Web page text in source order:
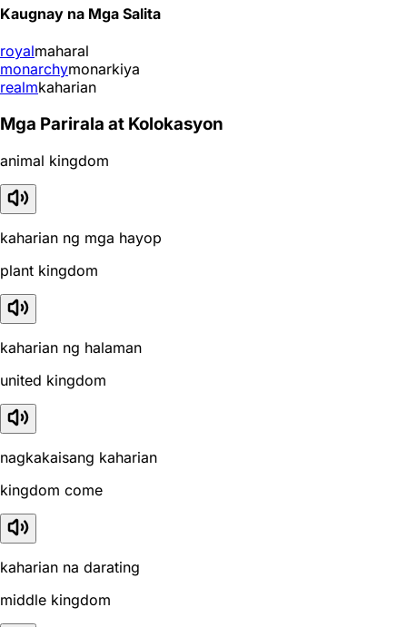
Kaugnay na Mga Salita
royalmaharal
monarchymonarkiya
realmkaharian
Mga Parirala at Kolokasyon
animal kingdom
kaharian ng mga hayop
plant kingdom
kaharian ng halaman
united kingdom
nagkakaisang kaharian
kingdom come
kaharian na darating
middle kingdom